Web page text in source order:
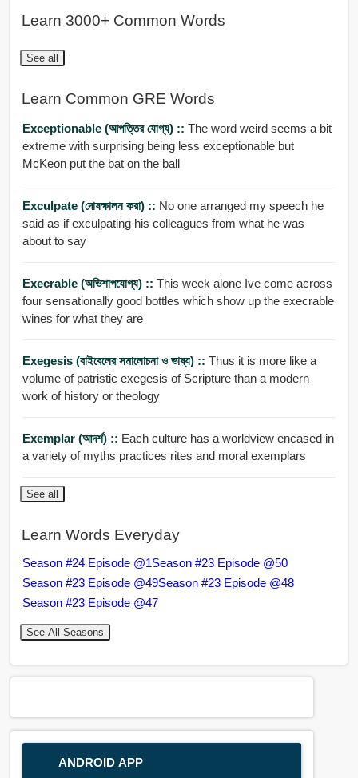
Learn 3000+ Common Words
See all
Learn Common GRE Words
Exceptionable (আপত্তির যোগ্য) :: The word weird seems a bit
extreme with surprising being less exceptionable but
McKeon put the bat on the ball
Exculpate (দোষক্ষালন করা) :: No one arranged my speech he
said as if exculpating his colleagues from what he was
about to say
Execrable (অভিশাপযোগ্য) :: This week alone Ive come across
four sensationally good bottles which show up the execrable
wines for what they are
Exegesis (বাইবেলের সমালোচনা ও ভাষ্য) :: Thus it is more like a
volume of patristic exegesis of Scripture than a modern
work of history or theology
Exemplar (আদর্শ) :: Each culture has a worldview encased in
a variety of myths practices rites and moral exemplars
See all
Learn Words Everyday
Season #24 Episode @1Season #23 Episode @50
Season #23 Episode @49Season #23 Episode @48
Season #23 Episode @47
See All Seasons
ANDROID APP